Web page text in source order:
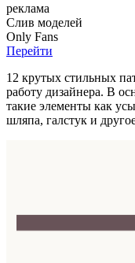
реклама
Слив моделей
Only Fans
Перейти
12 крутых стильных
работу дизайнера. В
такие элементы как
шляпа, галстук и